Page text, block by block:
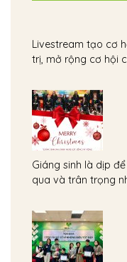
Livestream tạo cơ
trị, mở rộng cơ hội
Giáng sinh là dịp
qua và trân trọng